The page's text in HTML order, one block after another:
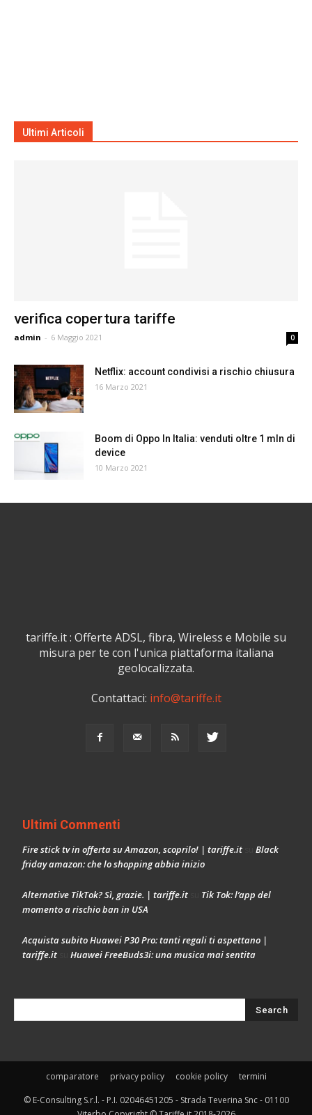
Ultimi Articoli
verifica copertura tariffe
admin - 6 Maggio 2021 0
Netflix: account condivisi a rischio chiusura
16 Marzo 2021
Boom di Oppo In Italia: venduti oltre 1 mln di
device
10 Marzo 2021
tariffe.it : Offerte ADSL, fibra, Wireless e Mobile su
misura per te con l'unica piattaforma italiana
geolocalizzata.
Contattaci: info@tariffe.it
Ultimi Commenti
Fire stick tv in offerta su Amazon, scoprilo! | tariffe.it
Black
friday amazon: che lo shopping abbia inizio
Alternative TikTok? Sì, grazie. | tariffe.it
Tik Tok: l’app del
momento a rischio ban in USA
Acquista subito Huawei P30 Pro: tanti regali ti aspettano |
tariffe.it
Huawei FreeBuds3i: una musica mai sentita
comparatore privacy policy cookie policy
termini
© E-Consulting S.r.l. - P.I. 02046451205 - Strada Teverina Snc - 01100